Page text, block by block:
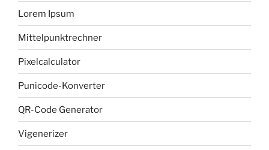
Lorem Ipsum
Mittelpunktrechner
Pixelcalculator
Punicode-Konverter
QR-Code Generator
Vigenerizer